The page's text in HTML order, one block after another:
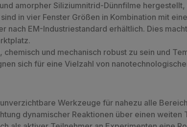
amorpher Siliziumnitrid-Dünnfilme
in vier Fenster Größen in Kombination mit
nach EM-Industriestandard erhältlich. Dies
und mechanisch robust zu sein und
sich für eine Vielzahl von
Werkzeuge für nahezu alle
dynamischer Reaktionen über einen